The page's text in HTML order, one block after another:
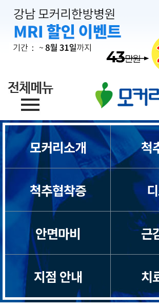
모커리소개 척
척추협착증
안면마비 근
지점 안내 치
일자목/거북목
경추관협착증
허리디스크
허리통증
좌골신경통
척추관협착증
척추분리증
척추전방전위증